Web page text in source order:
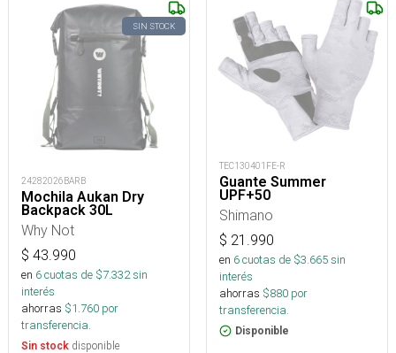
SIN STOCK
24282026BARB
Mochila Aukan Dry
Backpack 30L
Why Not
$ 43.990
en 6cuotas de $7.332sin
interés
ahorras $1.760 por
transferencia.
Sin stock disponible
TEC130401FE-R
Guante Summer
UPF+50
Shimano
$ 21.990
en 6cuotas de $3.665sin
interés
ahorras $880 por
transferencia.
Disponible